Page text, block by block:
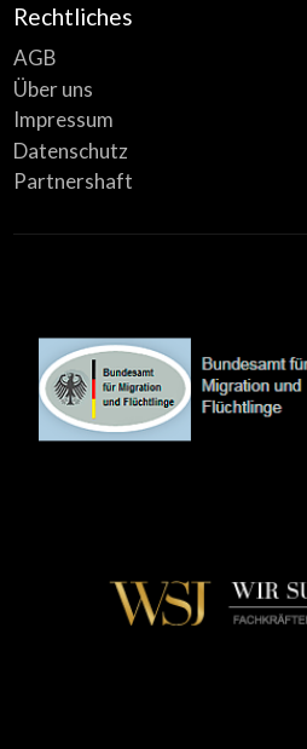
Rechtliches
AGB
Über uns
Impressum
Datenschutz
Partnershaft